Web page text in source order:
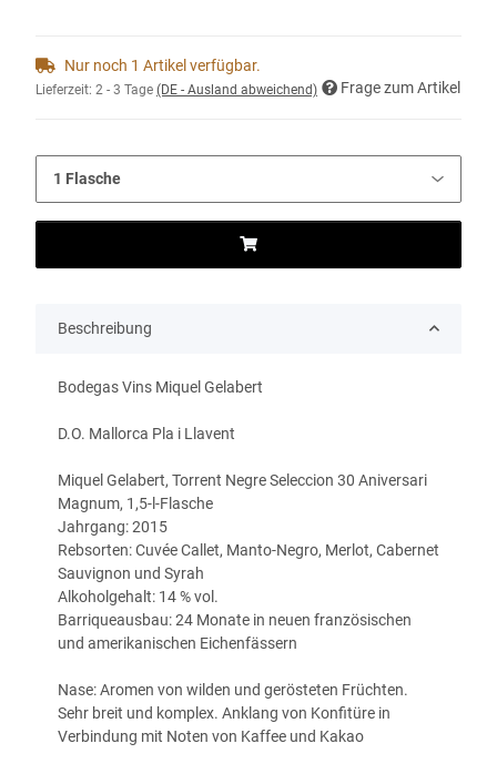
Nur noch 1 Artikel verfügbar.
Lieferzeit: 2 - 3 Tage (DE - Ausland abweichend) Frage zum Artikel
Beschreibung
Bodegas Vins Miquel Gelabert
D.O. Mallorca Pla i Llavent
Miquel Gelabert, Torrent Negre Seleccion 30 Aniversari
Magnum, 1,5-l-Flasche
Jahrgang: 2015
Rebsorten: Cuvée Callet, Manto-Negro, Merlot, Cabernet
Sauvignon und Syrah
Alkoholgehalt: 14 % vol.
Barriqueausbau: 24 Monate in neuen französischen
und amerikanischen Eichenfässern
Nase: Aromen von wilden und gerösteten Früchten.
Sehr breit und komplex. Anklang von Konfitüre in
Verbindung mit Noten von Kaffee und Kakao